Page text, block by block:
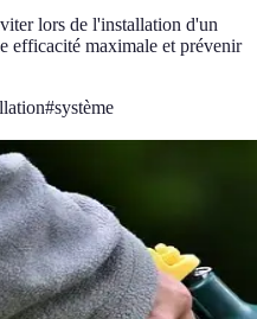
lors de l'installation d'un
efficacité maximale et prévenir
#système